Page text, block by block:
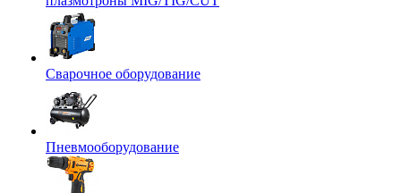
Сварочное оборудование
Пневмооборудование